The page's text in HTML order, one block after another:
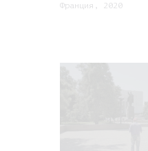
Франция, 2020